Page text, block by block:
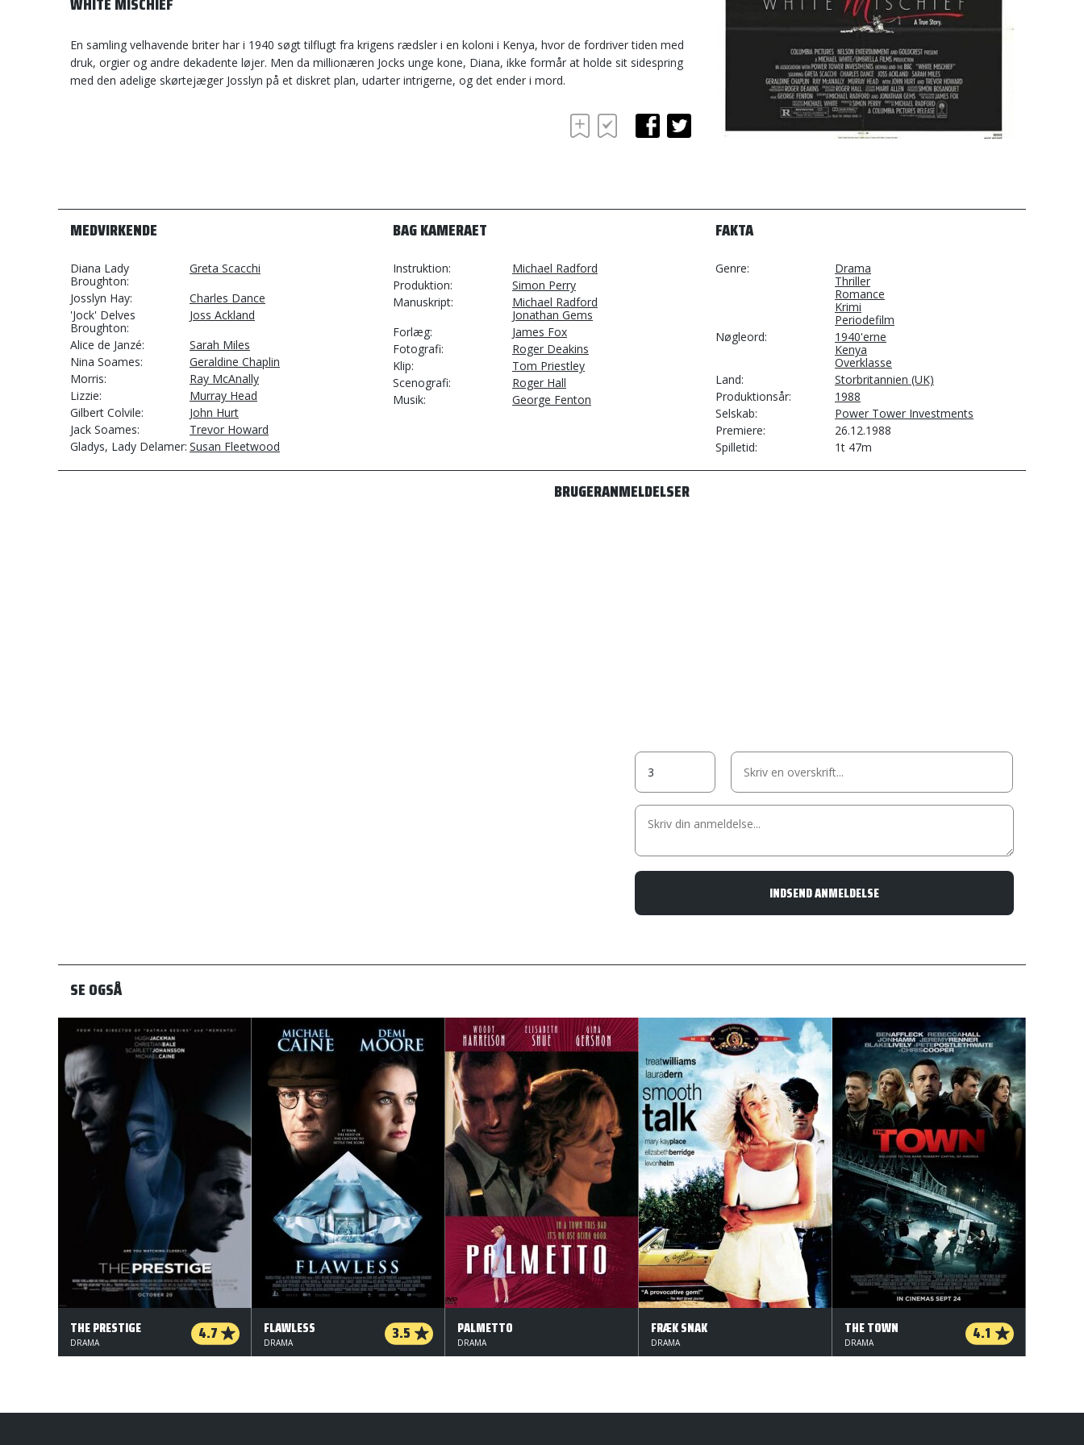
En samling velhavende briter har i 1940 søgt tilflugt fra krigens rædsler i en koloni i Kenya, hvor de fordriver tiden med
druk, orgier og andre dekadente løjer. Men da millionæren Jocks unge kone, Diana, ikke formår at holde sit sidespring
med den adelige skørtejæger Josslyn på et diskret plan, udarter intrigerne, og det ender i mord.
MEDVIRKENDE
Diana Lady
Broughton
Greta Scacchi
Josslyn Hay
Charles Dance
'Jock' Delves
Broughton
Joss Ackland
Alice de Janzé
Sarah Miles
Nina Soames
Geraldine Chaplin
Morris
Ray McAnally
Lizzie
Murray Head
Gilbert Colvile
John Hurt
Jack Soames
Trevor Howard
Gladys, Lady Delamer Susan Fleetwood
BAG KAMERAET
Instruktion
Michael Radford
Produktion
Simon Perry
Manuskript
Michael Radford
Jonathan Gems
Forlæg
James Fox
Fotografi
Roger Deakins
Klip
Tom Priestley
Scenografi
Roger Hall
Musik
George Fenton
FAKTA
Genre
Drama
Thriller
Romance
Krimi
Periodefilm
Nøgleord
1940'erne
Kenya
Overklasse
Land
Storbritannien (UK)
Produktionsår
1988
Selskab
Power Tower Investments
Premiere
26.12.1988
Spilletid
1t 47m
BRUGERANMELDELSER
SE OGSÅ
THE PRESTIGE 4.7
DRAMA
FLAWLESS 3.5
DRAMA
PALMETTO
DRAMA
FRÆK SNAK
DRAMA
THE TOWN 4.1
DRAMA